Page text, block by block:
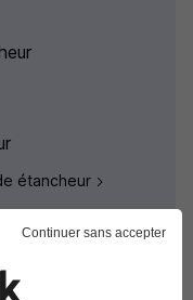
étancheur
Continuer sans accepter